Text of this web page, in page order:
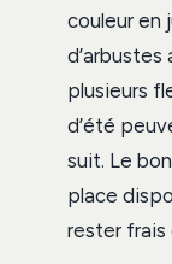
couleur en
plusieurs
d’été
suit. Le
place
rester frais